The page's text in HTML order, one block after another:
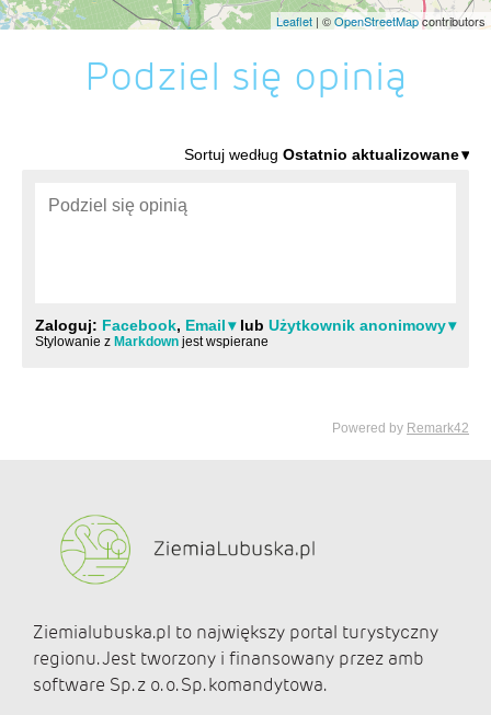
Leaflet | ©OpenStreetMapcontributors
Podziel się opinią
Ziemialubuska.pl to największy portal turystyczny
regionu. Jest tworzony i finansowany przez amb
software Sp. z o. o. Sp. komandytowa.